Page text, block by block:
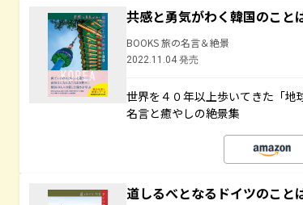
共感と勇気がわく韓国のこと
BOOKS 旅の名言＆絶景
2022.11.04 発売
世界を４０年以上歩いてきた「地
名言と癒やしの絶景集
道しるべとなるドイツのこと